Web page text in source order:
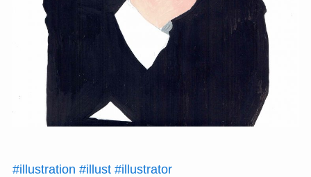
#illustration #illust #illustrator